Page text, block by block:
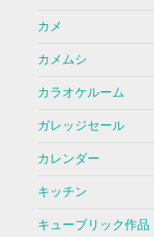
カメ
カメムシ
カラオケルーム
ガレッジセール
カレンダー
キッチン
キューブリック作品